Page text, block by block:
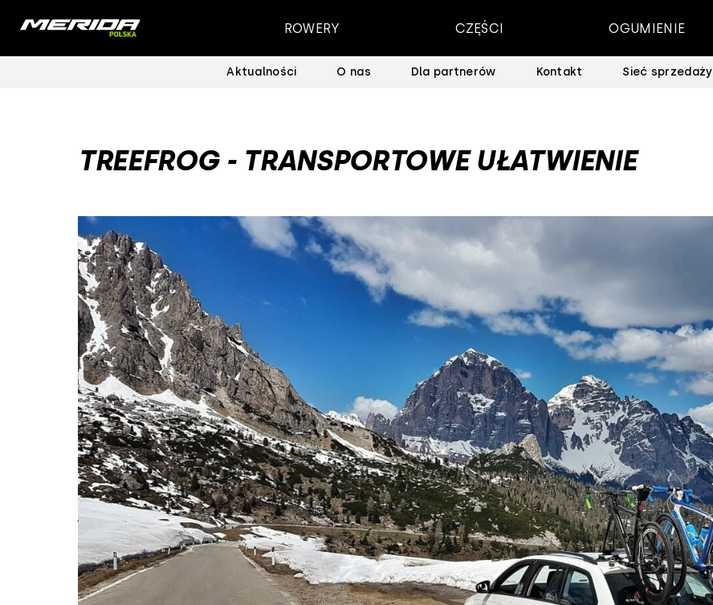
ROWERY CZĘŚCI OGUMIENIE
Aktualności O nas Dla partnerów Kontakt Sieć sprzedaży
TREEFROG - TRANSPORTOWE UŁATWIENIE